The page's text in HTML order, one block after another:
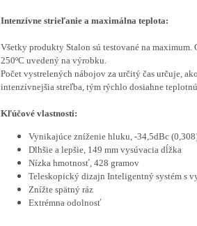
Intenzívne strieľanie a maximálna teplota:
Všetky produkty Stalon sú testované na
250ºC uvedený na výrobku.
Počet vystrelených nábojov za určitý čas určuje,
intenzívnejšia streľba, tým rýchlo dosiahne teplotnú
Kľúčové vlastnosti:
Vynikajúce zníženie hluku, -34,5dBc
Dlhšie a lepšie, 149 mm vysúvacia dĺžka
Nízka hmotnosť, 428 gramov
Teleskopický dizajn Inteligentný systém s
Znížte spätný ráz
Extrémna odolnosť